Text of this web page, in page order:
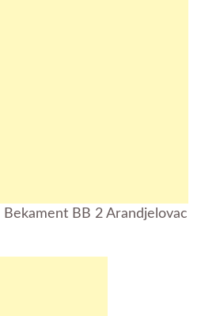
BB 2 Arandjelovac